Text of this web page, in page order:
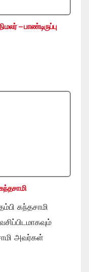
– பாண்டிருப்பு
கந்தசாமி
அவர்கள்